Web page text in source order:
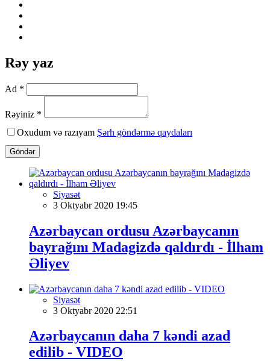
Rəy yaz
Ad *
Rəyiniz *
Oxudum və razıyam Şərh göndərmə qaydaları
Göndər
Siyasət
3 Oktyabr 2020 19:45
Azərbaycan ordusu Azərbaycanın
bayrağını Madagizdə qaldırdı - İlham
Əliyev
Siyasət
3 Oktyabr 2020 22:51
Azərbaycanın daha 7 kəndi azad
edilib - VIDEO